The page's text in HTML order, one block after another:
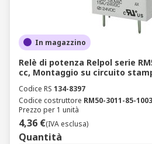
In magazzino
Relè di potenza Relpol serie
cc, Montaggio su circuito
Codice RS 134-8397
Codice costruttore RM50-3011-85-1003
Prezzo per 1 unità
4,36 €(IVA esclusa)
Quantità